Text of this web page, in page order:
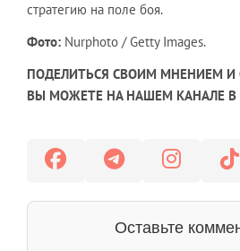
стратегию на поле боя.
Фото: Nurphoto / Getty Images.
ПОДЕЛИТЬСЯ СВОИМ МНЕНИЕМ И
ВЫ МОЖЕТЕ НА НАШЕМ КАНАЛЕ В
Оставьте